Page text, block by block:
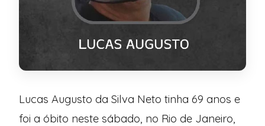
Lucas Augusto da Silva Neto tinha 69 anos e
foi a óbito neste sábado, no Rio de Janeiro,